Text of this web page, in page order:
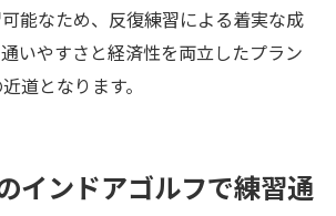
能なため、反復練習による着実な成
いやすさと経済性を両立したプラン
道となります。
インドアゴルフで練習通